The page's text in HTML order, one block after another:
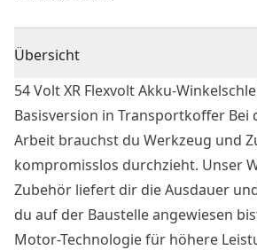
Übersicht
54 Volt XR Flexvolt Akku-
Basisversion in Transportkoffer Bei
Arbeit brauchst du Werkzeug und
kompromisslos durchzieht. Unser
Zubehör liefert dir die Ausdauer
du auf der Baustelle angewiesen
Motor-Technologie für höhere